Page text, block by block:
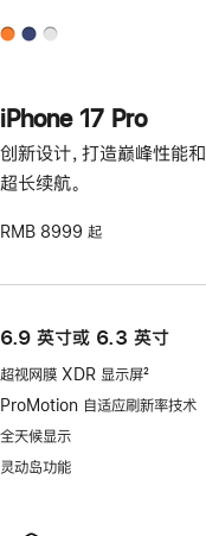
iPhone 17 Pro
创新设计，打造巅峰性能和
超长续航。
RMB 8999 起
6.9 英寸或 6.3 英寸
超视网膜 XDR 显示屏
脚
2
ProMotion 自适应刷新率技术
全天候显示
灵动岛功能